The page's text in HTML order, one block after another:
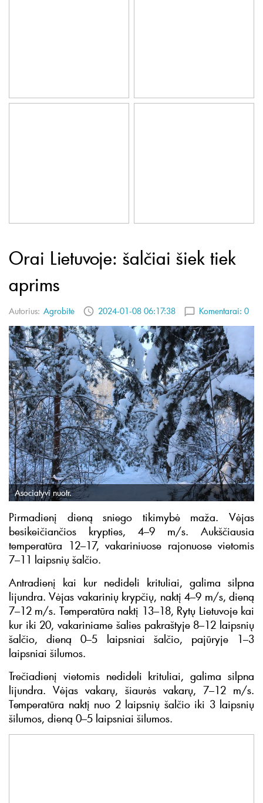
Orai Lietuvoje: šalčiai šiek tiek
aprims
Autorius: Agrobitė 2024-01-08 06:17:38 Komentarai: 0
Asociatyvi nuotr.
Pirmadienį dieną sniego tikimybė maža. Vėjas
besikeičiančios krypties, 4–9 m/s. Aukščiausia
temperatūra 12–17, vakariniuose rajonuose vietomis
7–11 laipsnių šalčio.
Antradienį kai kur nedideli krituliai, galima silpna
lijundra. Vėjas vakarinių krypčių, naktį 4–9 m/s, dieną
7–12 m/s. Temperatūra naktį 13–18, Rytų Lietuvoje kai
kur iki 20, vakariniame šalies pakraštyje 8–12 laipsnių
šalčio, dieną 0–5 laipsniai šalčio, pajūryje 1–3
laipsniai šilumos.
Trečiadienį vietomis nedideli krituliai, galima silpna
lijundra. Vėjas vakarų, šiaurės vakarų, 7–12 m/s.
Temperatūra naktį nuo 2 laipsnių šalčio iki 3 laipsnių
šilumos, dieną 0–5 laipsniai šilumos.